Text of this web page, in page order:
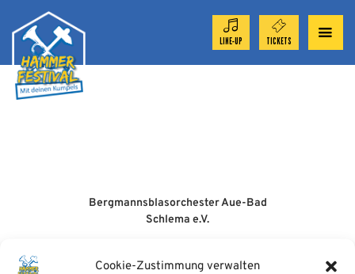
Cookie-Zustimmung verwalten
LINE-UP TICKETS
ORCHESTRAS 2024
APP
NEWS
Bergmannsblasorchester Aue-Bad
Schlema e.V.
08280 Aue-Bad Schlema